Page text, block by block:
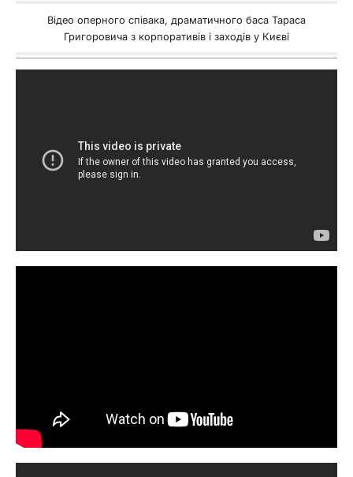
Відео оперного співака, драматичного баса Тараса
Григоровича з корпоративів і заходів у Києві